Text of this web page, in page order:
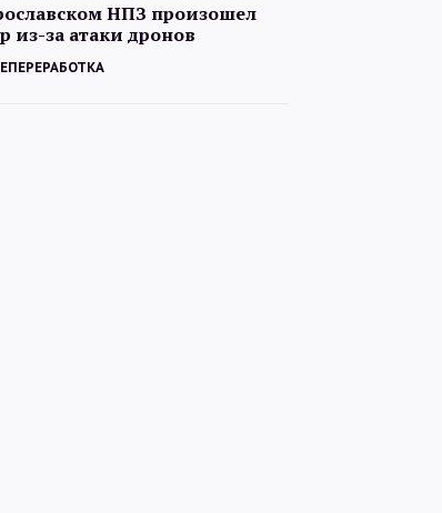
НПЗ произошел
из-за атаки дронов